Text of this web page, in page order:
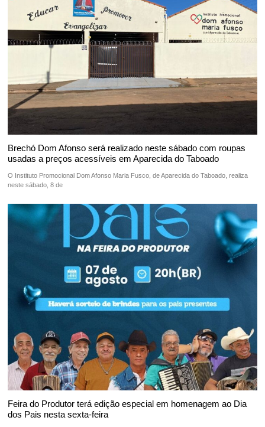
Brechó Dom Afonso será realizado neste sábado com roupas
usadas a preços acessíveis em Aparecida do Taboado
O Instituto Promocional Dom Afonso Maria Fusco, de Aparecida do Taboado, realiza
neste sábado, 8 de
Feira do Produtor terá edição especial em homenagem ao Dia
dos Pais nesta sexta-feira